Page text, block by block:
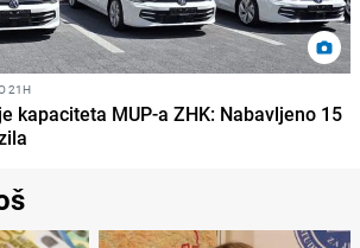
21H
kapaciteta MUP-a ZHK: Nabavljeno 15